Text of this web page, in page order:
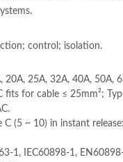
control; isolation.
20A, 25A, 32A, 40A, 50A,
fits for cable ≤ 25mm²;
C (5 ~ 10) in instant
1, IEC60898-1,